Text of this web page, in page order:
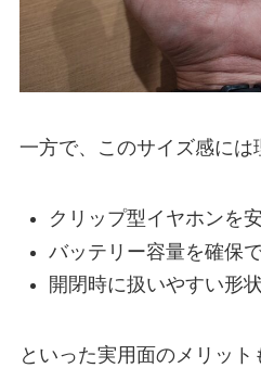
一方で、このサイズ感には
クリップ型イヤホンを
バッテリー容量を確保
開閉時に扱いやすい形
といった実用面のメリット